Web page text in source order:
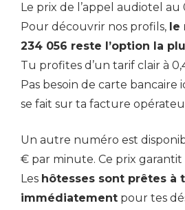
Le prix de l’appel audiotel au
Pour découvrir nos profils, le
234 056 reste l’option la
Tu profites d’un tarif clair à
Pas besoin de carte bancaire
se fait sur ta facture
Un autre numéro est
€ par minute. Ce prix garantit
Les hôtesses sont prêtes à
immédiatement pour tes